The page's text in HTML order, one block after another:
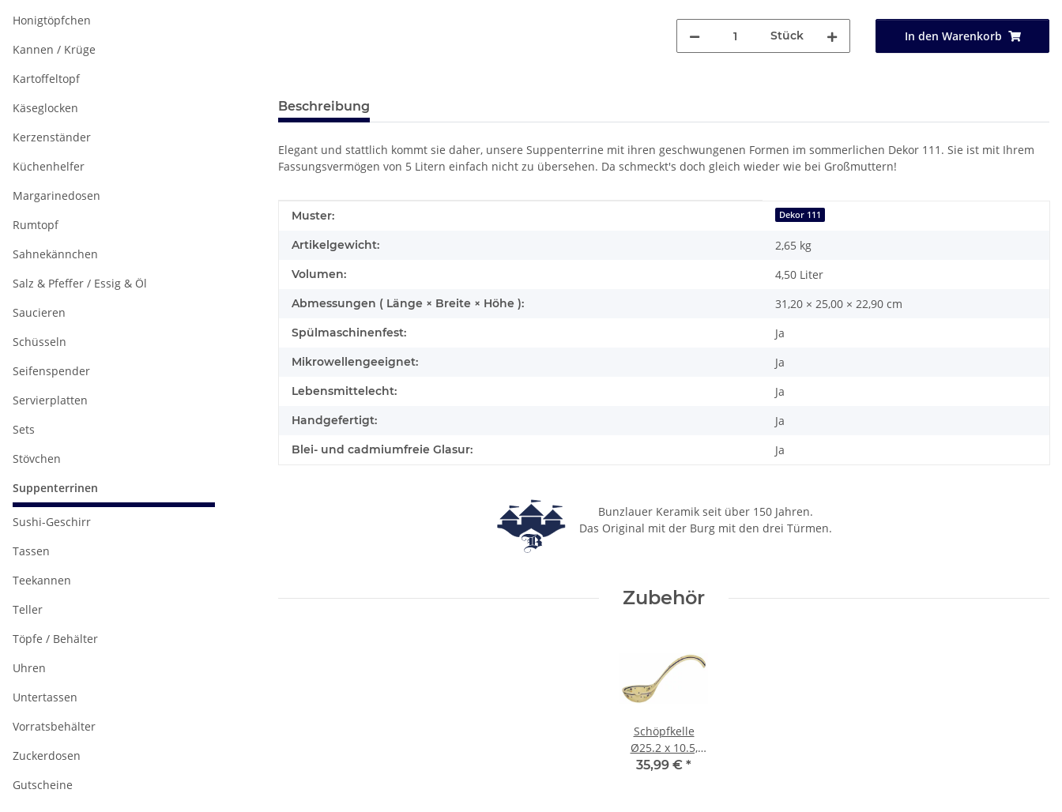
Stück In den Warenkorb
Beschreibung
Elegant und stattlich kommt sie daher, unsere Suppenterrine mit ihren geschwungenen Formen im sommerlichen Dekor 111. Sie ist mit Ihrem
Fassungsvermögen von 5 Litern einfach nicht zu übersehen. Da schmeckt's doch gleich wieder wie bei Großmuttern!
Produkteigenschaft
Wert
Muster: Dekor 111
Artikelgewicht: 2,65 kg
Volumen: 4,50 Liter
Abmessungen ( Länge × Breite × Höhe ): 31,20 × 25,00 × 22,90 cm
Spülmaschinenfest: Ja
Mikrowellengeeignet: Ja
Lebensmittelecht: Ja
Handgefertigt: Ja
Blei- und cadmiumfreie Glasur: Ja
Bunzlauer Keramik seit über 150 Jahren.
Das Original mit der Burg mit den drei Türmen.
Zubehör
Schöpfkelle
Ø25.2 x 10.5,
H=6.8 cm im
35,99 € *
Honigtöpfchen
Kannen / Krüge
Kartoffeltopf
Käseglocken
Kerzenständer
Küchenhelfer
Margarinedosen
Rumtopf
Sahnekännchen
Salz & Pfeffer / Essig & Öl
Saucieren
Schüsseln
Seifenspender
Servierplatten
Sets
Stövchen
Suppenterrinen
Sushi-Geschirr
Tassen
Teekannen
Teller
Töpfe / Behälter
Uhren
Untertassen
Vorratsbehälter
Zuckerdosen
Gutscheine